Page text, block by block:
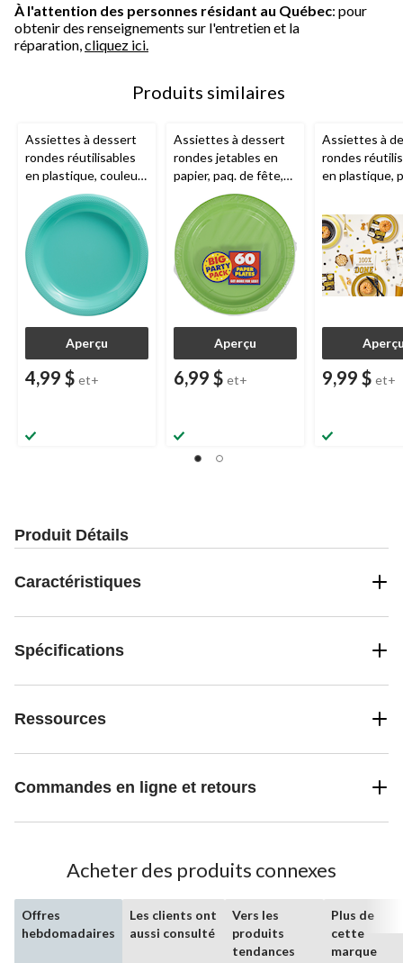
À l'attention des personnes résidant au Québec: pour
obtenir des renseignements sur l'entretien et la
réparation, cliquez ici.
Produits similaires
Assiettes à dessert
rondes réutilisables
en plastique, couleurs
variées, 7 po, paq. 20,
pour fête
d’anniversaire et
remise de diplômes
Aperçu
4,99 $ et+
Assiettes à dessert
rondes jetables en
papier, paq. de fête,
couleurs variées, 7
po, paq. 50, pour fête
d'anniversaire/remise
de diplômes
Aperçu
6,99 $ et+
Assiettes à
rondes
en plastique,
variées, 7 po,
pour fête
de diplômes
9,99 $ et+
Produit Détails
Caractéristiques
Spécifications
Ressources
Commandes en ligne et retours
Acheter des produits connexes
Offres
hebdomadaires
Les clients ont
aussi consulté
Vers les
produits
tendances
Plus de
cette
marque